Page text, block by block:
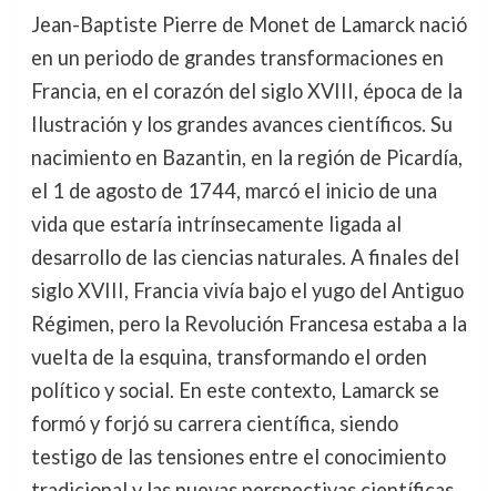
Jean-Baptiste Pierre de Monet de Lamarck nació
en un periodo de grandes transformaciones en
Francia, en el corazón del siglo XVIII, época de la
Ilustración y los grandes avances científicos. Su
nacimiento en Bazantin, en la región de Picardía,
el 1 de agosto de 1744, marcó el inicio de una
vida que estaría intrínsecamente ligada al
desarrollo de las ciencias naturales. A finales del
siglo XVIII, Francia vivía bajo el yugo del Antiguo
Régimen, pero la Revolución Francesa estaba a la
vuelta de la esquina, transformando el orden
político y social. En este contexto, Lamarck se
formó y forjó su carrera científica, siendo
testigo de las tensiones entre el conocimiento